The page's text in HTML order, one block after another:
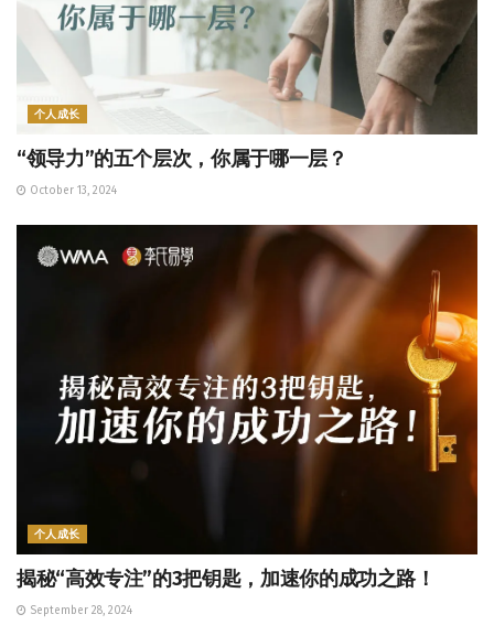
个人成长
“领导力”的五个层次，你属于哪一层？
October 13, 2024
个人成长
揭秘“高效专注”的3把钥匙，加速你的成功之路！
September 28, 2024